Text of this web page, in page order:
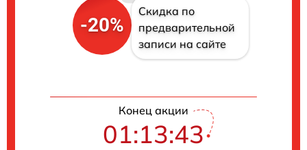
-20%
Скидка по
предварительной
записи на сайте
Конец акции
01:13:42